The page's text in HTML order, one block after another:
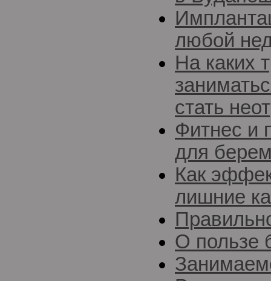
любой
На каких
стать
Фитнес и
для
Как
лишние
О пользе